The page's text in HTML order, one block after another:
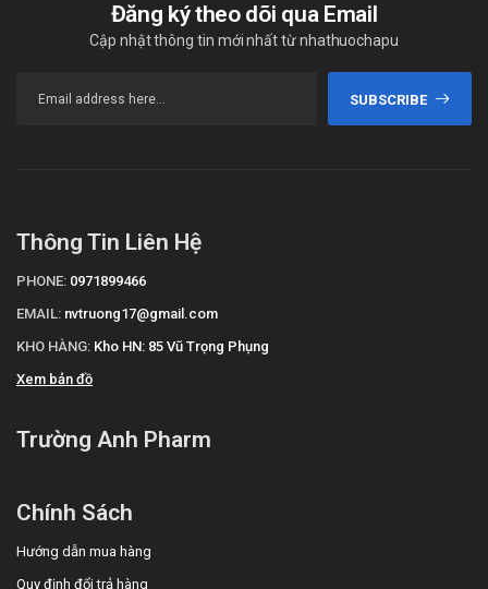
Đăng ký theo dõi qua Email
Cập nhật thông tin mới nhất từ nhathuochapu
SUBSCRIBE
Thông Tin Liên Hệ
PHONE: 0971899466
EMAIL: nvtruong17@gmail.com
KHO HÀNG: Kho HN: 85 Vũ Trọng Phụng
Xem bản đồ
Trường Anh Pharm
Chính Sách
Hướng dẫn mua hàng
Quy định đổi trả hàng